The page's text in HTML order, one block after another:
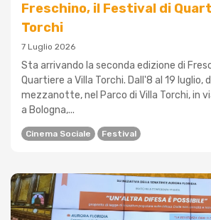
Freschino, il Festival di
Torchi
7 Luglio 2026
Sta arrivando la seconda edizione di
Quartiere a Villa Torchi. Dall'8 al 19 luglio,
mezzanotte, nel Parco di Villa Torchi, in
a Bologna,...
Cinema Sociale Festival